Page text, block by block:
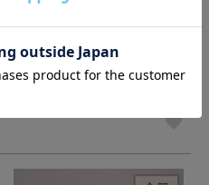
十草模様の上品な和洋兼用のスープ
スープ皿 21cm 4点セット
渕十草 黒瀬